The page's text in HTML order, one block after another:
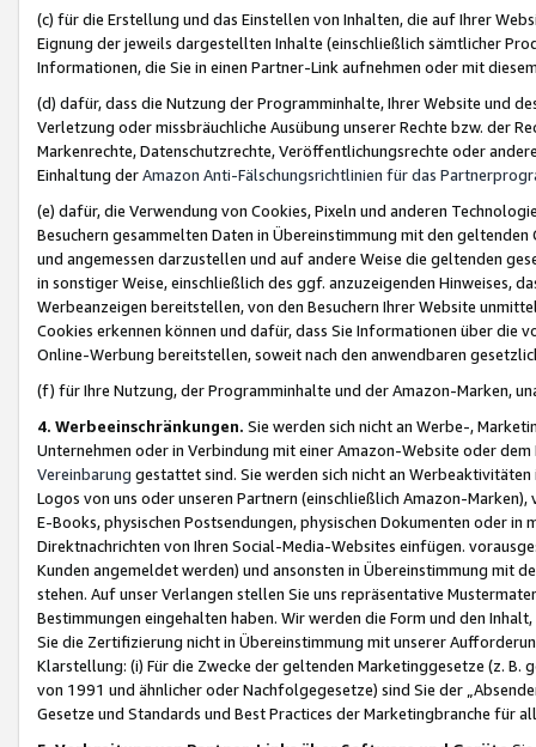
(c) für die Erstellung und das Einstellen von Inhalten, die auf Ihrer
Eignung der jeweils dargestellten Inhalte (einschließlich sämtlicher
Informationen, die Sie in einen Partner-Link aufnehmen oder mit
(d) dafür, dass die Nutzung der Programminhalte, Ihrer Website und
Verletzung oder missbräuchliche Ausübung unserer Rechte bzw. der
Markenrechte, Datenschutzrechte, Veröffentlichungsrechte oder
Einhaltung derAmazon Anti-Fälschungsrichtlinien für das
(e) dafür, die Verwendung von Cookies, Pixeln und anderen
Besuchern gesammelten Daten in Übereinstimmung mit den
und angemessen darzustellen und auf andere Weise die geltenden
in sonstiger Weise, einschließlich des ggf. anzuzeigenden Hinweises,
Werbeanzeigen bereitstellen, von den Besuchern Ihrer Website
Cookies erkennen können und dafür, dass Sie Informationen über die
Online-Werbung bereitstellen, soweit nach den anwendbaren
(f) für Ihre Nutzung, der Programminhalte und der Amazon-Marken,
4. Werbeeinschränkungen. Sie werden sich nicht an Werbe-,
Unternehmen oder in Verbindung mit einer Amazon-Website oder
Vereinbarung gestattet sind. Sie werden sich nicht an
Logos von uns oder unseren Partnern (einschließlich Amazon-
E-Books, physischen Postsendungen, physischen Dokumenten oder in
Direktnachrichten von Ihren Social-Media-Websites einfügen.
Kunden angemeldet werden) und ansonsten in Übereinstimmung mit
stehen. Auf unser Verlangen stellen Sie uns repräsentative
Bestimmungen eingehalten haben. Wir werden die Form und den
Sie die Zertifizierung nicht in Übereinstimmung mit unserer
Klarstellung: (i) Für die Zwecke der geltenden Marketinggesetze (z. B.
von 1991 und ähnlicher oder Nachfolgegesetze) sind Sie der
Gesetze und Standards und Best Practices der Marketingbranche für